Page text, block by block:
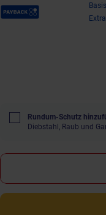
Payback Punkte
Rundum-Schutz
Diebstahl, Raub und